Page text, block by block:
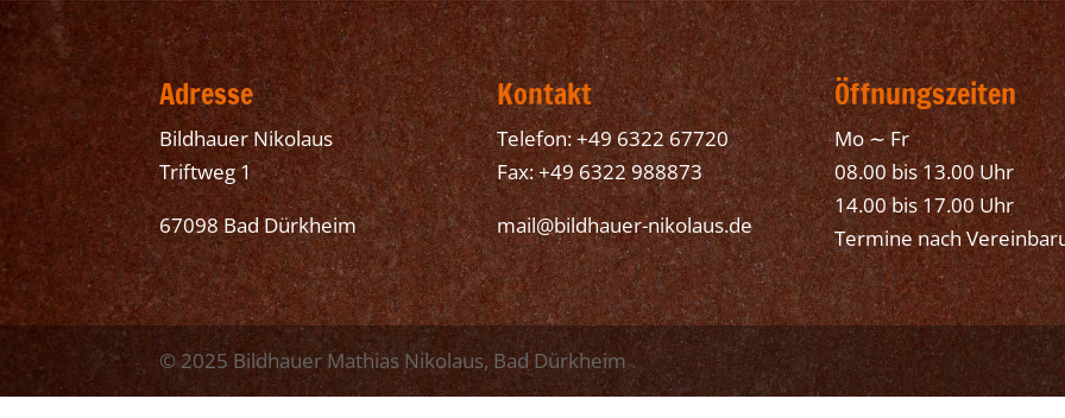
Adresse
Bildhauer Nikolaus
Triftweg 1
67098 Bad Dürkheim
Kontakt
Telefon: +49 6322 67720
Fax: +49 6322 988873
mail@bildhauer-nikolaus.de
Öffnungszeiten
Mo ∼ Fr
08.00 bis 13.00 Uhr
14.00 bis 17.00 Uhr
Termine nach
© 2025 Bildhauer Mathias Nikolaus, Bad Dürkheim